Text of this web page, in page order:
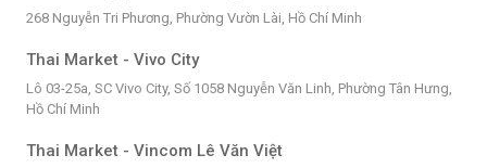
268 Nguyễn Tri Phương, Phường Vườn Lài, Hồ Chí Minh
Thai Market - Vivo City
Lô 03-25a, SC Vivo City, Số 1058 Nguyễn Văn Linh, Phường Tân Hưng,
Hồ Chí Minh
Thai Market - Vincom Lê Văn Việt